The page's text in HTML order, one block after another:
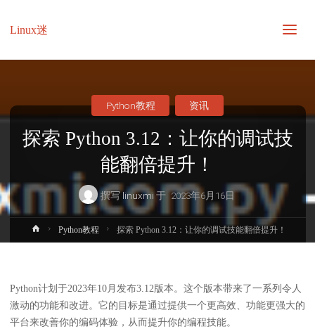
Linux迷
探索 Python 3.12：让你的调试技
能翻倍提升！
撰写 linuxmi 于 2023年6月16日
Python教程 资讯
首
页
Python教程 探索 Python 3.12：让你的调试技能翻倍提升！
Python计划于2023年10月发布3.12版本。这个版本带来了一系列令人
激动的功能和改进。它的目标是通过提供一个更高效、功能更强大的
平台来改善你的编码体验，从而提升你的编程技能。